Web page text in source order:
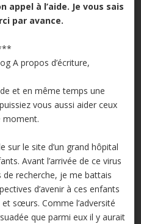
appel à l’aide. Je vous sais
par avance.
A propos d’écriture,
et en même temps une
vous aussi aider ceux
moment.
sur le site d’un grand hôpital
Avant l’arrivée de ce virus
recherche, je me battais
d’avenir à ces enfants
sœurs. Comme l’adversité
que parmi eux il y aurait